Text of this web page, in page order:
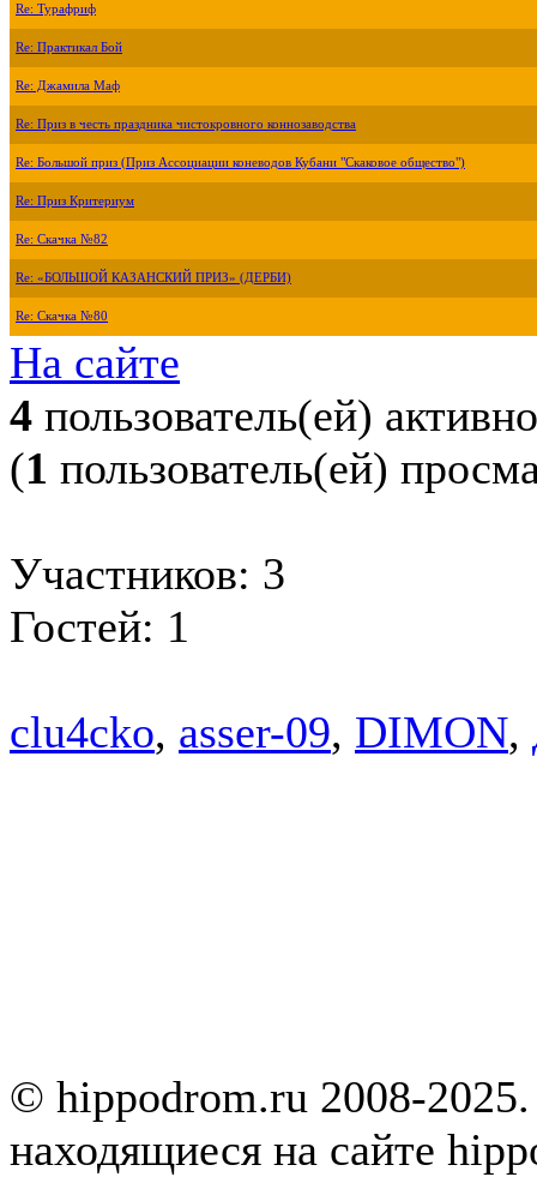
Re: Турафриф
Re: Практикал Бой
Re: Джамила Маф
Re: Приз в честь праздника чистокровного коннозаводства
Re: Большой приз (Приз Ассоциации коневодов Кубани "Скаковое общество")
Re: Приз Критериум
Re: Скачка №82
Re: «БОЛЬШОЙ КАЗАНСКИЙ ПРИЗ» (ДЕРБИ)
Re: Скачка №80
На сайте
4 пользователь(ей) активно
(1 пользователь(ей)
Участников: 3
Гостей: 1
clu4cko, asser-09, DIMON,
© hippodrom.ru 2008-
находящиеся на сайте